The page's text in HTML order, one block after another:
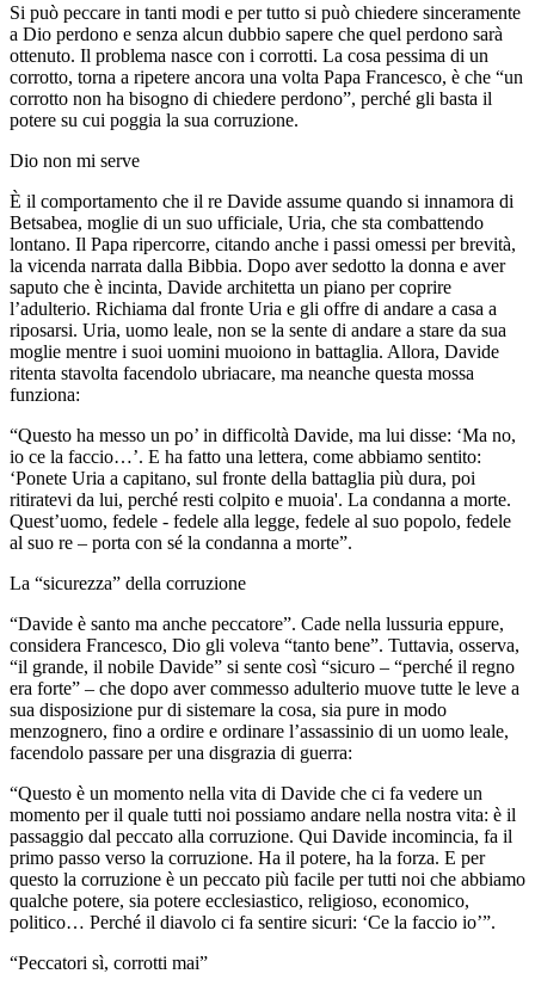
Si può peccare in tanti modi e per tutto si può chiedere sinceramente
a Dio perdono e senza alcun dubbio sapere che quel perdono sarà
ottenuto. Il problema nasce con i corrotti. La cosa pessima di un
corrotto, torna a ripetere ancora una volta Papa Francesco, è che “un
corrotto non ha bisogno di chiedere perdono”, perché gli basta il
potere su cui poggia la sua corruzione.
Dio non mi serve
È il comportamento che il re Davide assume quando si innamora di
Betsabea, moglie di un suo ufficiale, Uria, che sta combattendo
lontano. Il Papa ripercorre, citando anche i passi omessi per brevità,
la vicenda narrata dalla Bibbia. Dopo aver sedotto la donna e aver
saputo che è incinta, Davide architetta un piano per coprire
l’adulterio. Richiama dal fronte Uria e gli offre di andare a casa a
riposarsi. Uria, uomo leale, non se la sente di andare a stare da sua
moglie mentre i suoi uomini muoiono in battaglia. Allora, Davide
ritenta stavolta facendolo ubriacare, ma neanche questa mossa
funziona:
“Questo ha messo un po’ in difficoltà Davide, ma lui disse: ‘Ma no,
io ce la faccio…’. E ha fatto una lettera, come abbiamo sentito:
‘Ponete Uria a capitano, sul fronte della battaglia più dura, poi
ritiratevi da lui, perché resti colpito e muoia'. La condanna a morte.
Quest’uomo, fedele - fedele alla legge, fedele al suo popolo, fedele
al suo re – porta con sé la condanna a morte”.
La “sicurezza” della corruzione
“Davide è santo ma anche peccatore”. Cade nella lussuria eppure,
considera Francesco, Dio gli voleva “tanto bene”. Tuttavia, osserva,
“il grande, il nobile Davide” si sente così “sicuro – “perché il regno
era forte” – che dopo aver commesso adulterio muove tutte le leve a
sua disposizione pur di sistemare la cosa, sia pure in modo
menzognero, fino a ordire e ordinare l’assassinio di un uomo leale,
facendolo passare per una disgrazia di guerra:
“Questo è un momento nella vita di Davide che ci fa vedere un
momento per il quale tutti noi possiamo andare nella nostra vita: è il
passaggio dal peccato alla corruzione. Qui Davide incomincia, fa il
primo passo verso la corruzione. Ha il potere, ha la forza. E per
questo la corruzione è un peccato più facile per tutti noi che abbiamo
qualche potere, sia potere ecclesiastico, religioso, economico,
politico… Perché il diavolo ci fa sentire sicuri: ‘Ce la faccio io’”.
“Peccatori sì, corrotti mai”